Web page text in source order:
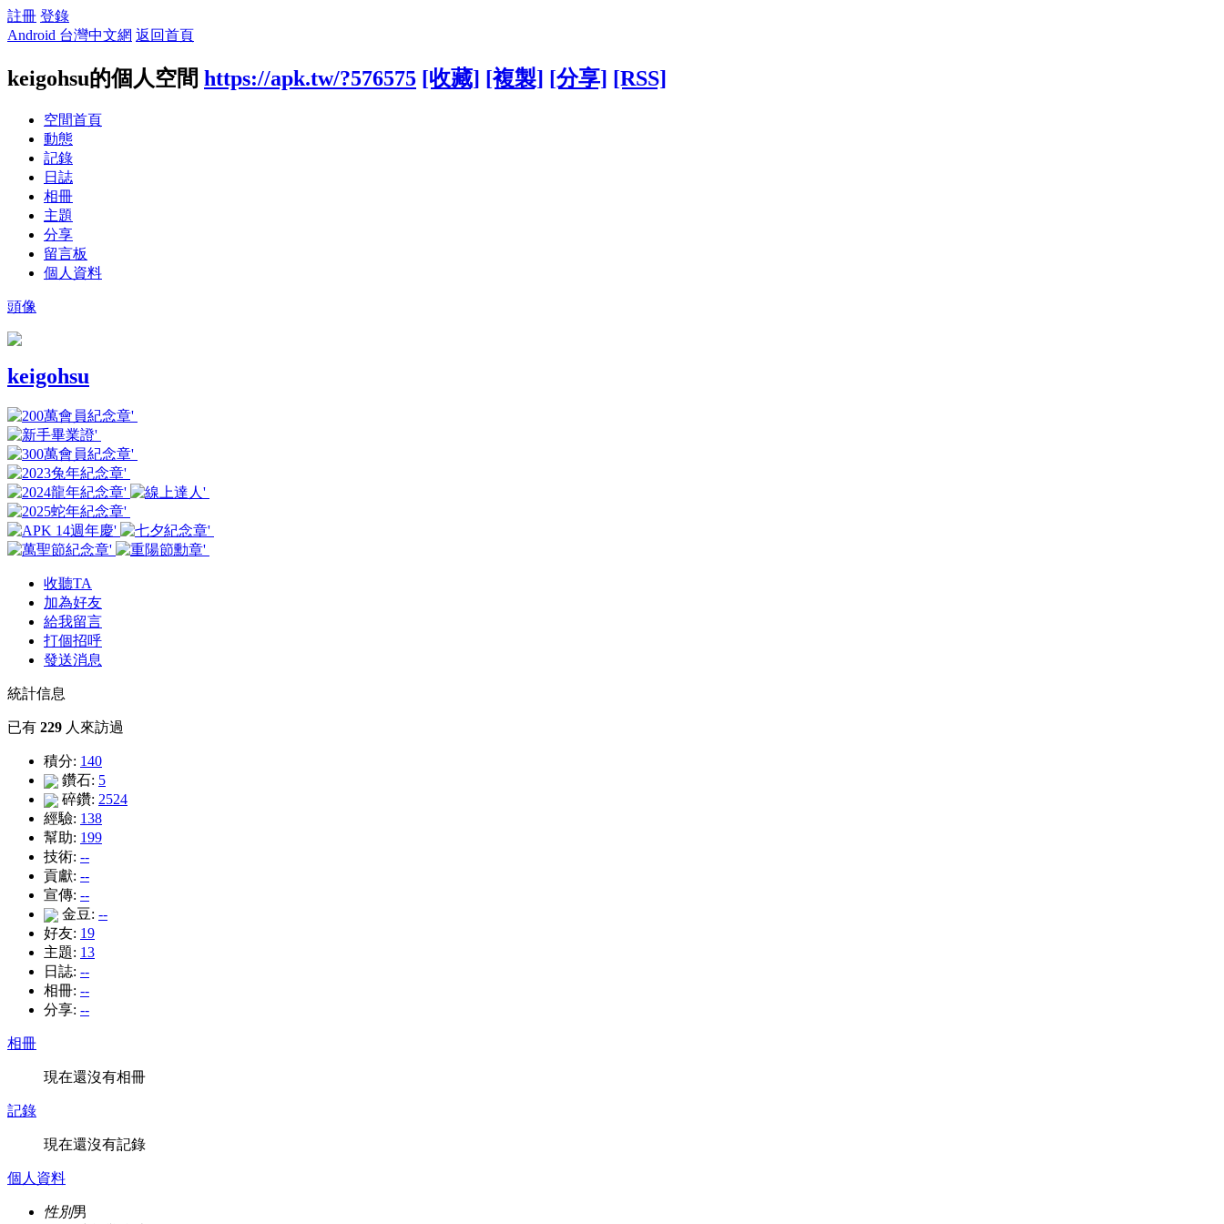
註冊 登錄
Android 台灣中文網 返回首頁
keigohsu的個人空間 https://apk.tw/?576575 [收藏] [複製] [分享] [RSS]
空間首頁
動態
記錄
日誌
相冊
主題
分享
留言板
個人資料
頭像
keigohsu
收聽TA
加為好友
給我留言
打個招呼
發送消息
統計信息
已有 229 人來訪過
積分: 140
鑽石: 5
碎鑽: 2524
經驗: 138
幫助: 199
技術: --
貢獻: --
宣傳: --
金豆: --
好友: 19
主題: 13
日誌: --
相冊: --
分享: --
相冊
現在還沒有相冊
記錄
現在還沒有記錄
個人資料
性別男